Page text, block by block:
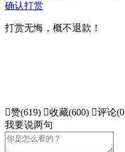
确认打赏
打赏无悔，概不退款！
赞(619) 收藏(600) 评论
我要说两句